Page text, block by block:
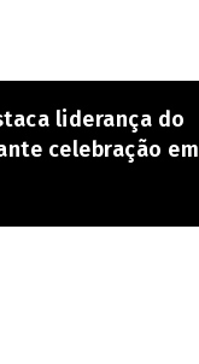
liderança do
celebração em